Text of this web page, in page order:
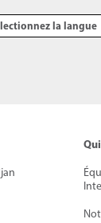
la langue